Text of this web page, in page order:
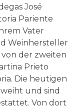
José
Pariente
Vater
Weinhersteller
der zweiten
Prieto
Die heutigen
und sind
Von dort